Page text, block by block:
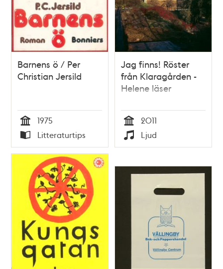
Barnens ö / Per
Christian Jersild
Tid
1975
Typ
Litteraturtips
Jag finns! Röster
från Klaragården -
Helene läser
Tid
2011
Typ
Ljud